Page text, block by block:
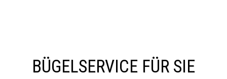
BÜGELSERVICE FÜR SIE